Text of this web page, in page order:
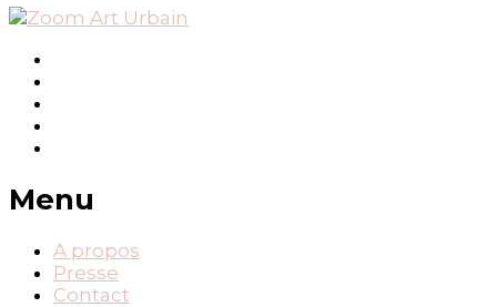
Menu
A propos
Presse
Contact